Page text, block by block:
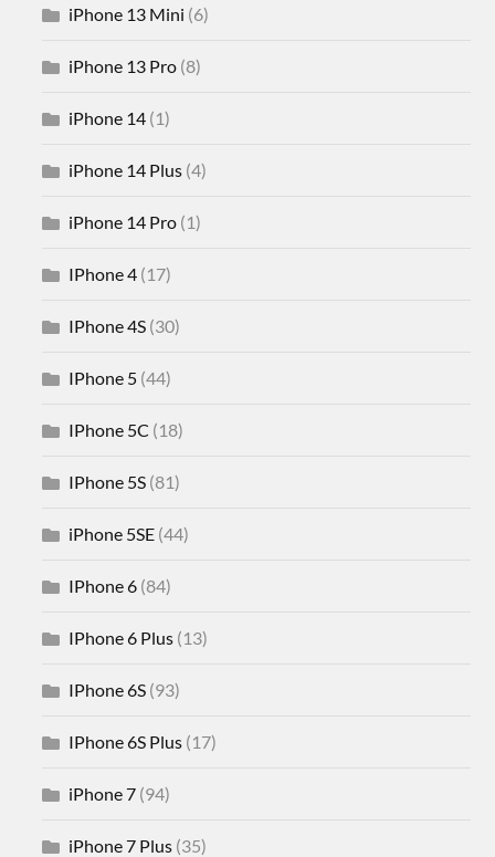
iPhone 13 Mini (6)
iPhone 13 Pro (8)
iPhone 14 (1)
iPhone 14 Plus (4)
iPhone 14 Pro (1)
IPhone 4 (17)
IPhone 4S (30)
IPhone 5 (44)
IPhone 5C (18)
IPhone 5S (81)
iPhone 5SE (44)
IPhone 6 (84)
IPhone 6 Plus (13)
IPhone 6S (93)
IPhone 6S Plus (17)
iPhone 7 (94)
iPhone 7 Plus (35)